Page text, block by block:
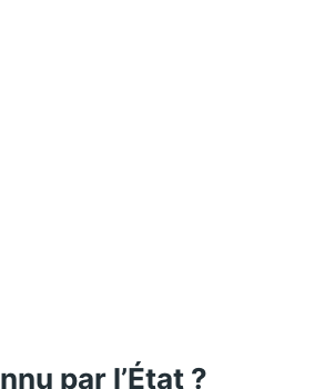
par l’État ?